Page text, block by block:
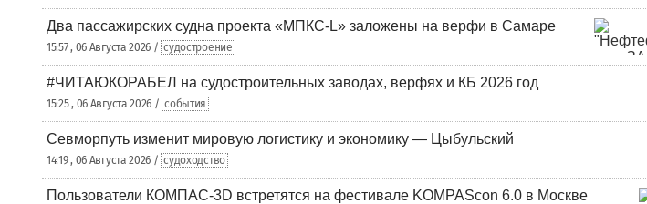
Два пассажирских судна проекта «МПКС-L» заложены на верфи в Самаре
15:57 , 06 Августа 2026 / судостроение
#ЧИТАЮКОРАБЕЛ на судостроительных заводах, верфях и КБ 2026 год
15:25 , 06 Августа 2026 / события
Севморпуть изменит мировую логистику и экономику — Цыбульский
14:19 , 06 Августа 2026 / судоходство
Пользователи КОМПАС-3D встретятся на фестивале KOMPAScon 6.0 в Москве